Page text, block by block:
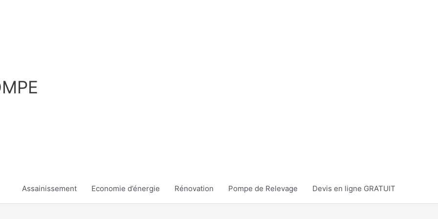
Assainissement Economie d’énergie Rénovation Pompe de Relevage Devis en ligne GRATUIT